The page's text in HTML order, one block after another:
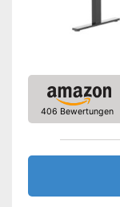
406 Bewertungen